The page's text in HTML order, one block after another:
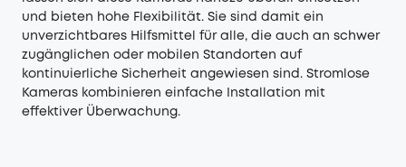
und bieten hohe Flexibilität. Sie sind damit ein
unverzichtbares Hilfsmittel für alle, die auch an schwer
zugänglichen oder mobilen Standorten auf
kontinuierliche Sicherheit angewiesen sind. Stromlose
Kameras kombinieren einfache Installation mit
effektiver Überwachung.